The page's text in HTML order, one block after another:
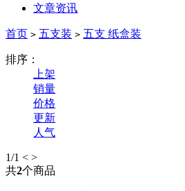
文章资讯
首页 > 五支装 > 五支 纸盒装
排序：
上架
销量
价格
更新
人气
1/1 < >
共2个商品